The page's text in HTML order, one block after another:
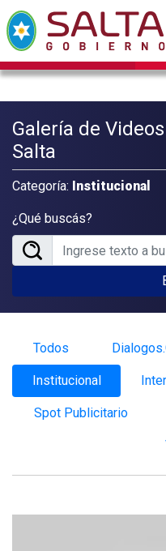
Galería de
Salta
Categoría: Institucional
¿Qué buscás?
Todos
Institucional
Spot Publicitario